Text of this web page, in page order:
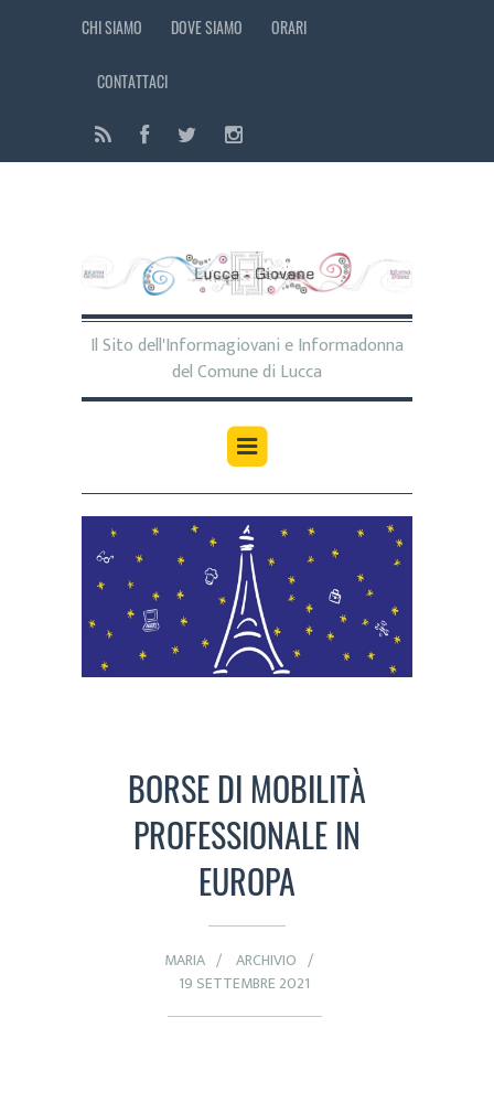
CHI SIAMO DOVE SIAMO ORARI
CONTATTACI
Il Sito dell'Informagiovani e Informadonna
del Comune di Lucca
BORSE DI MOBILITÀ
PROFESSIONALE IN
EUROPA
MARIA
ARCHIVIO
19 SETTEMBRE 2021